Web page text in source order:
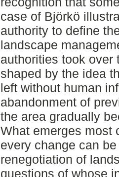
case of Björkö
authority to define
landscape
authorities took over
shaped by the idea
left without human
abandonment of
the area gradually
What emerges most
every change can
renegotiation of
questions of whose